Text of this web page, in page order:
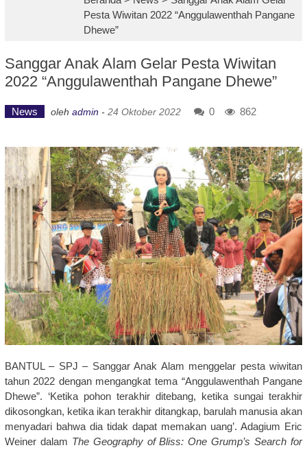
Pesta Wiwitan 2022 “Anggulawenthah Pangane
Dhewe”
Sanggar Anak Alam Gelar Pesta Wiwitan
2022 “Anggulawenthah Pangane Dhewe”
News oleh admin - 24 Oktober 2022 0 862
BANTUL – SPJ – Sanggar Anak Alam menggelar pesta wiwitan
tahun 2022 dengan mengangkat tema “Anggulawenthah Pangane
Dhewe”. ‘Ketika pohon terakhir ditebang, ketika sungai terakhir
dikosongkan, ketika ikan terakhir ditangkap, barulah manusia akan
menyadari bahwa dia tidak dapat memakan uang’. Adagium Eric
Weiner dalam The Geography of Bliss: One Grump’s Search for